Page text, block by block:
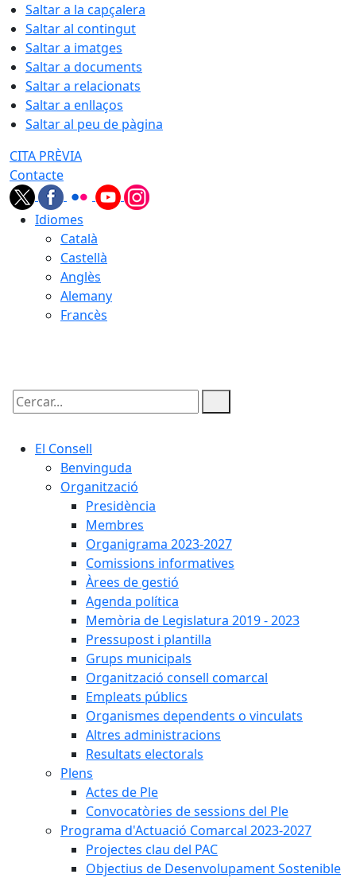
Saltar a la capçalera
Saltar al contingut
Saltar a imatges
Saltar a documents
Saltar a relacionats
Saltar a enllaços
Saltar al peu de pàgina
CITA PRÈVIA
Contacte
Idiomes
Català
Castellà
Anglès
Alemany
Francès
Cercar:
El Consell
Benvinguda
Organització
Presidència
Membres
Organigrama 2023-2027
Comissions informatives
Àrees de gestió
Agenda política
Memòria de Legislatura 2019 - 2023
Pressupost i plantilla
Grups municipals
Organització consell comarcal
Empleats públics
Organismes dependents o vinculats
Altres administracions
Resultats electorals
Plens
Actes de Ple
Convocatòries de sessions del Ple
Programa d'Actuació Comarcal 2023-2027
Projectes clau del PAC
Objectius de Desenvolupament Sostenible